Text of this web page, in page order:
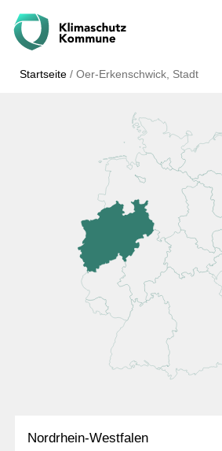
Startseite /Oer-Erkenschwick, Stadt
Nordrhein-Westfalen